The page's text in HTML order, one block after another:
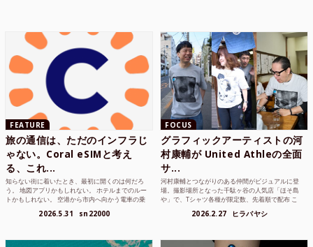
FEATURE
旅の通信は、ただのインフラじ
ゃない。Coral eSIMと考え
る、これ...
知らない街に着いたとき、最初に開くのは何だろ
う。 地図アプリかもしれない。 ホテルまでのルー
トかもしれない。 空港から市内へ向かう電車の乗
2026.5.31 sn22000
FOCUS
グラフィックアーティストの河
村康輔が United Athleの全面
サ...
河村康輔とつながりのある仲間がビジュアルに登
場。撮影場所となった千駄ヶ谷の人気店「ほそ島
や」で、Tシャツ各種が限定数、先着順で配布 こ
2026.2.27 ヒラバヤシ